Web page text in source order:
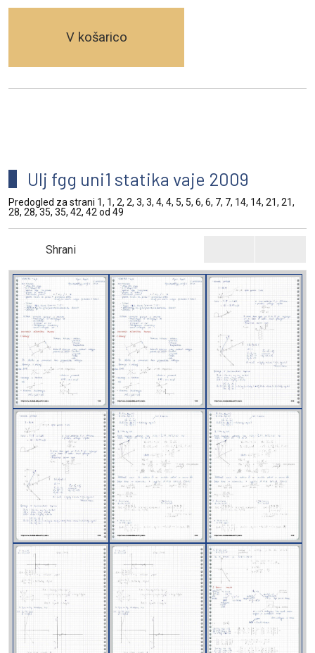
V košarico
Ulj fgg uni1 statika vaje 2009
Predogled za strani 1, 1, 2, 2, 3, 3, 4, 4, 5, 5, 6, 6, 7, 7, 14, 14, 21, 21,
28, 28, 35, 35, 42, 42 od 49
Shrani